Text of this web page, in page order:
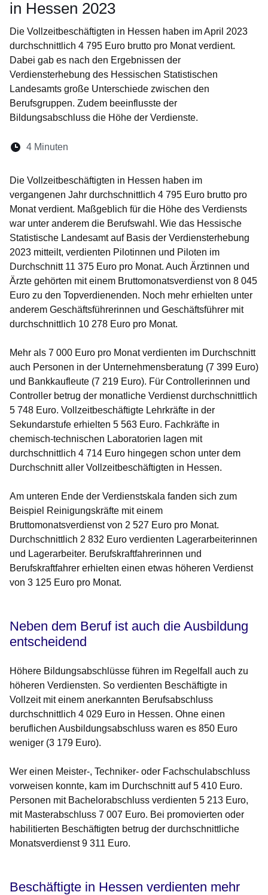
in Hessen 2023
Die Vollzeitbeschäftigten in Hessen haben im April 2023
durchschnittlich 4 795 Euro brutto pro Monat verdient.
Dabei gab es nach den Ergebnissen der
Verdiensterhebung des Hessischen Statistischen
Landesamts große Unterschiede zwischen den
Berufsgruppen. Zudem beeinflusste der
Bildungsabschluss die Höhe der Verdienste.
Lesedauer:
4 Minuten
Die Vollzeitbeschäftigten in Hessen haben im
vergangenen Jahr durchschnittlich 4 795 Euro brutto pro
Monat verdient. Maßgeblich für die Höhe des Verdiensts
war unter anderem die Berufswahl. Wie das Hessische
Statistische Landesamt auf Basis der Verdiensterhebung
2023 mitteilt, verdienten Pilotinnen und Piloten im
Durchschnitt 11 375 Euro pro Monat. Auch Ärztinnen und
Ärzte gehörten mit einem Bruttomonatsverdienst von 8 045
Euro zu den Topverdienenden. Noch mehr erhielten unter
anderem Geschäftsführerinnen und Geschäftsführer mit
durchschnittlich 10 278 Euro pro Monat.
Mehr als 7 000 Euro pro Monat verdienten im Durchschnitt
auch Personen in der Unternehmensberatung (7 399 Euro)
und Bankkaufleute (7 219 Euro). Für Controllerinnen und
Controller betrug der monatliche Verdienst durchschnittlich
5 748 Euro. Vollzeitbeschäftigte Lehrkräfte in der
Sekundarstufe erhielten 5 563 Euro. Fachkräfte in
chemisch-technischen Laboratorien lagen mit
durchschnittlich 4 714 Euro hingegen schon unter dem
Durchschnitt aller Vollzeitbeschäftigten in Hessen.
Am unteren Ende der Verdienstskala fanden sich zum
Beispiel Reinigungskräfte mit einem
Bruttomonatsverdienst von 2 527 Euro pro Monat.
Durchschnittlich 2 832 Euro verdienten Lagerarbeiterinnen
und Lagerarbeiter. Berufskraftfahrerinnen und
Berufskraftfahrer erhielten einen etwas höheren Verdienst
von 3 125 Euro pro Monat.
Neben dem Beruf ist auch die Ausbildung
entscheidend
Höhere Bildungsabschlüsse führen im Regelfall auch zu
höheren Verdiensten. So verdienten Beschäftigte in
Vollzeit mit einem anerkannten Berufsabschluss
durchschnittlich 4 029 Euro in Hessen. Ohne einen
beruflichen Ausbildungsabschluss waren es 850 Euro
weniger (3 179 Euro).
Wer einen Meister-, Techniker- oder Fachschulabschluss
vorweisen konnte, kam im Durchschnitt auf 5 410 Euro.
Personen mit Bachelorabschluss verdienten 5 213 Euro,
mit Masterabschluss 7 007 Euro. Bei promovierten oder
habilitierten Beschäftigten betrug der durchschnittliche
Monatsverdienst 9 311 Euro.
Beschäftigte in Hessen verdienten mehr